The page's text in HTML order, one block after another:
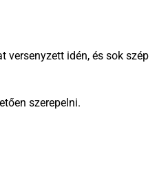
versenyzett idén, és sok szép
szerepelni.